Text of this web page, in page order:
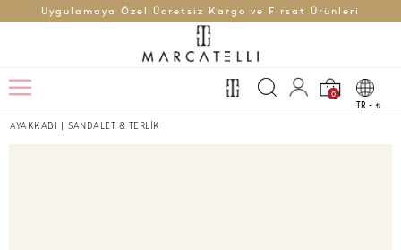
Uygulamaya Özel Ücretsiz Kargo ve Fırsat Ürünleri
0
TR - t
AYAKKABI | SANDALET & TERLİK